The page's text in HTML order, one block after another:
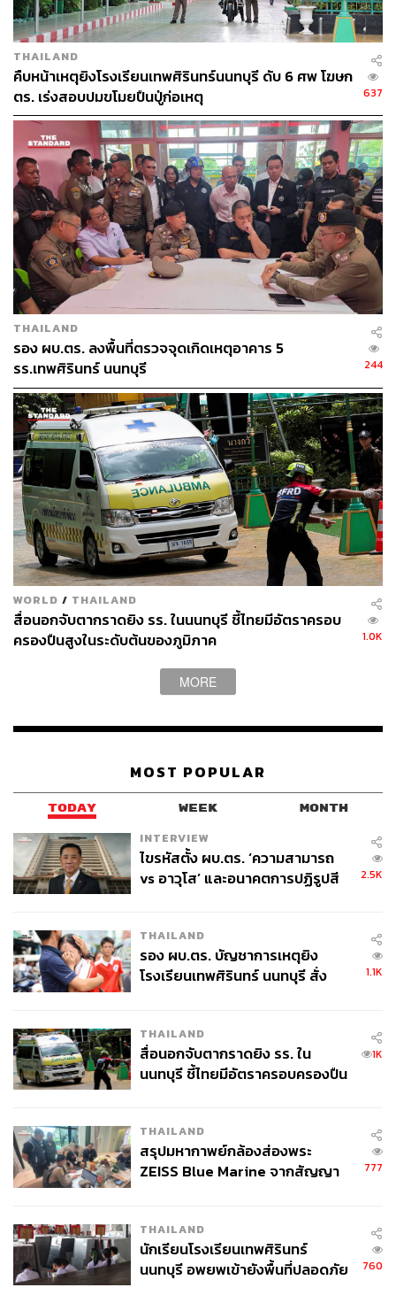
THAILAND
คืบหน้าเหตุยิงโรงเรียนเทพศิรินทร์นนทบุรี ดับ 6 ศพ โฆษก
ตร. เร่งสอบปมขโมยปืนปู่ก่อเหตุ
637
THAILAND
รอง ผบ.ตร. ลงพื้นที่ตรวจจุดเกิดเหตุอาคาร 5
รร.เทพศิรินทร์ นนทบุรี
244
WORLD / THAILAND
สื่อนอกจับตากราดยิง รร. ในนนทบุรี ชี้ไทยมีอัตราครอบ
ครองปืนสูงในระดับต้นของภูมิภาค
1.0K
MORE
MOST POPULAR
TODAY WEEK MONTH
INTERVIEW
ไขรหัสตั้ง ผบ.ตร. ‘ความสามารถ
vs อาวุโส’ และอนาคตการปฏิรูปสี
2.5K
THAILAND
รอง ผบ.ตร. บัญชาการเหตุยิง
โรงเรียนเทพศิรินทร์ นนทบุรี สั่ง
1.1K
THAILAND
สื่อนอกจับตากราดยิง รร. ใน
นนทบุรี ชี้ไทยมีอัตราครอบครองปืน
1K
THAILAND
สรุปมหากาพย์กล้องส่องพระ
ZEISS Blue Marine จากสัญญา
จ่ายหนี้-แอบระบุแบรนด์
777
THAILAND
นักเรียนโรงเรียนเทพศิรินทร์
นนทบุรี อพยพเข้ายังพื้นที่ปลอดภัย
760